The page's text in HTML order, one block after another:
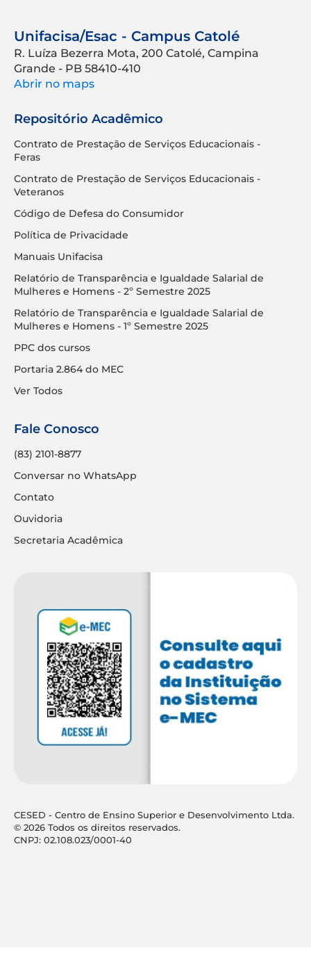
Unifacisa/Esac - Campus Catolé
R. Luíza Bezerra Mota, 200 Catolé, Campina
Grande - PB 58410-410
Abrir no maps
Repositório Acadêmico
Contrato de Prestação de Serviços Educacionais -
Feras
Contrato de Prestação de Serviços Educacionais -
Veteranos
Código de Defesa do Consumidor
Política de Privacidade
Manuais Unifacisa
Relatório de Transparência e Igualdade Salarial de
Mulheres e Homens - 2º Semestre 2025
Relatório de Transparência e Igualdade Salarial de
Mulheres e Homens - 1º Semestre 2025
PPC dos cursos
Portaria 2.864 do MEC
Ver Todos
Fale Conosco
(83) 2101-8877
Conversar no WhatsApp
Contato
Ouvidoria
Secretaria Acadêmica
CESED - Centro de Ensino Superior e Desenvolvimento Ltda.
© 2026 Todos os direitos reservados.
CNPJ: 02.108.023/0001-40